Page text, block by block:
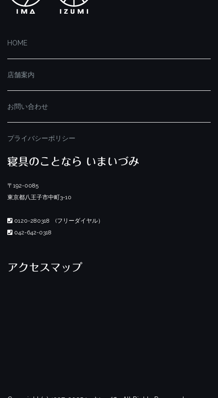
HOME
店舗案内
お問い合わせ
プライバシーポリシー
寝具のことなら いまいづみ
〒192-0085
東京都八王子市中町3-10
0120-280318 (フリーダイヤル）
042-642-0318
アクセスマップ